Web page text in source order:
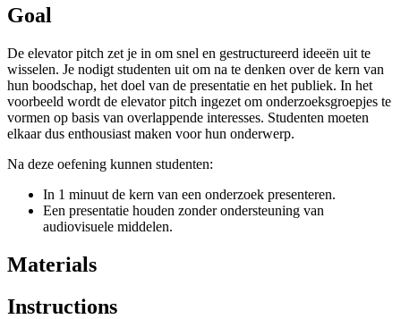
Goal
De elevator pitch zet je in om snel en gestructureerd ideeën uit te
wisselen. Je nodigt studenten uit om na te denken over de kern van
hun boodschap, het doel van de presentatie en het publiek. In het
voorbeeld wordt de elevator pitch ingezet om onderzoeksgroepjes te
vormen op basis van overlappende interesses. Studenten moeten
elkaar dus enthousiast maken voor hun onderwerp.
Na deze oefening kunnen studenten:
In 1 minuut de kern van een onderzoek presenteren.
Een presentatie houden zonder ondersteuning van
audiovisuele middelen.
Materials
Instructions